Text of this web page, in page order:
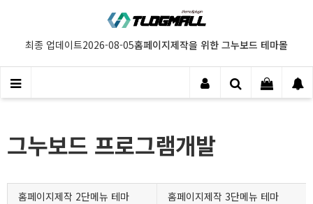
최종 업데이트2026-08-05홈페이지제작을 위한 그누보드 테마몰
그누보드 프로그램개발
홈페이지제작 2단메뉴 테마
홈페이지제작 3단메뉴 테마